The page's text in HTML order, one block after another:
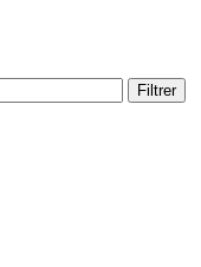
Filtrer